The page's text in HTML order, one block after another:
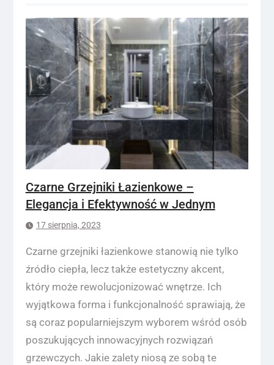
Czarne Grzejniki Łazienkowe –
Elegancja i Efektywność w Jednym
17 sierpnia, 2023
Czarne grzejniki łazienkowe stanowią nie tylko
źródło ciepła, lecz także estetyczny akcent,
który może rewolucjonizować wnętrze. Ich
wyjątkowa forma i funkcjonalność sprawiają, że
są coraz popularniejszym wyborem wśród osób
poszukujących innowacyjnych rozwiązań
grzewczych. Jakie zalety niosą ze sobą te